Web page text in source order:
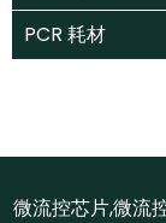
PCR 耗材
微流控芯片,微流